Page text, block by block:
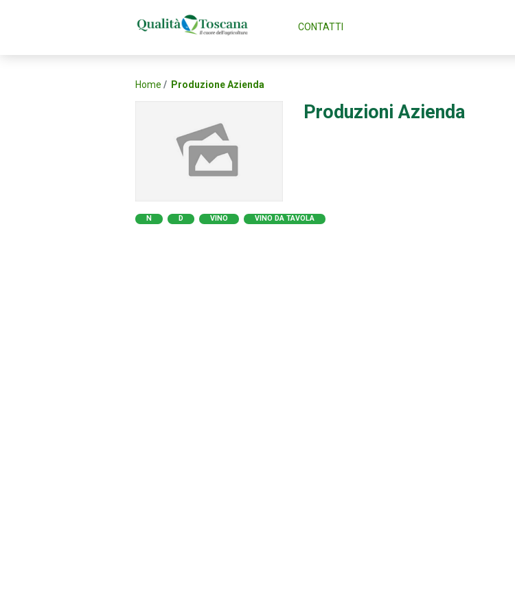
CONTATTI
Home Produzione Azienda
Produzioni Azienda
N D VINO VINO DA TAVOLA